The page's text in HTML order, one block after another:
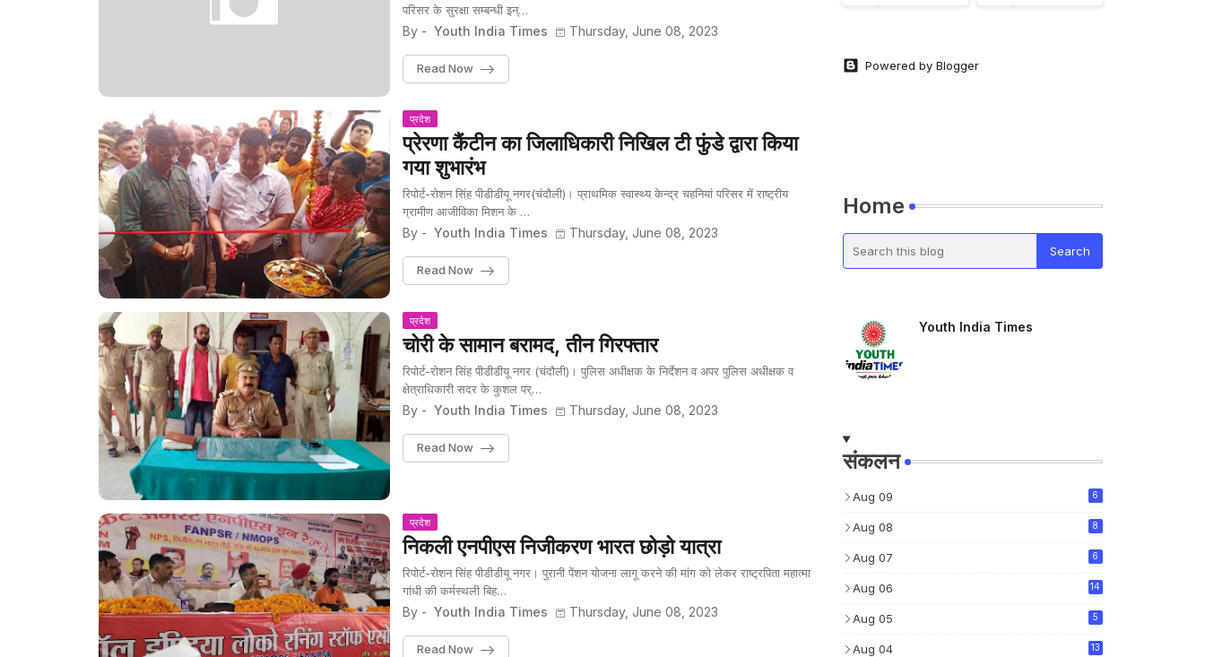
परिसर के सुरक्षा सम्बन्धी इन्…
By - Youth India Times Thursday, June 08, 2023
Read Now
प्रदेश
प्रेरणा कैंटीन का जिलाधिकारी निखिल टी फुंडे द्वारा किया
गया शुभारंभ
रिपोर्ट-रोशन सिंह पीडीडीयू नगर(चंदौली)। प्राथमिक स्वास्थ्य केन्द्र चहनियां परिसर में राष्ट्रीय
ग्रामीण आजीविका मिशन के …
By - Youth India Times Thursday, June 08, 2023
Read Now
प्रदेश
चोरी के सामान बरामद, तीन गिरफ्तार
रिपोर्ट-रोशन सिंह पीडीडीयू नगर (चंदौली)। पुलिस अधीक्षक के निर्देशन व अपर पुलिस अधीक्षक व
क्षेत्राधिकारी सदर के कुशल पर्…
By - Youth India Times Thursday, June 08, 2023
Read Now
प्रदेश
निकली एनपीएस निजीकरण भारत छोड़ो यात्रा
रिपोर्ट-रोशन सिंह पीडीडीयू नगर। पुरानी पेंशन योजना लागू करने की मांग को लेकर राष्ट्रपिता महात्मा
गांधी की कर्मस्थली बिह…
By - Youth India Times Thursday, June 08, 2023
Read Now
Powered by Blogger
Home
Youth India Times
संकलन
Aug 09 6
Aug 08 8
Aug 07 6
Aug 06 14
Aug 05 5
Aug 04 13